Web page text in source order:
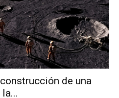
de una